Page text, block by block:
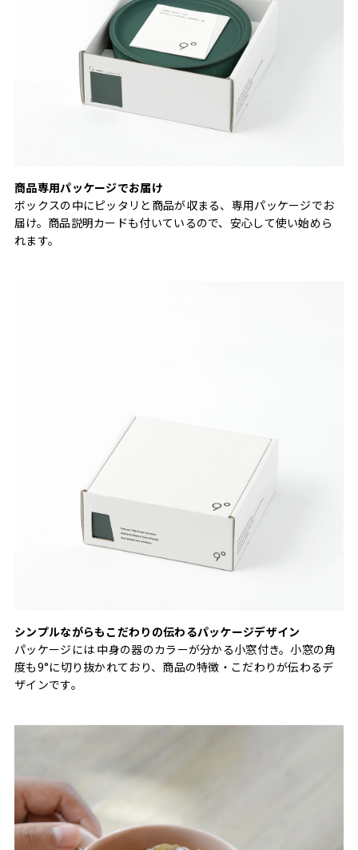
商品専用パッケージでお届け
ボックスの中にピッタリと商品が収まる、専用パッケージでお
届け。商品説明カードも付いているので、安心して使い始めら
れます。
シンプルながらもこだわりの伝わるパッケージデザイン
パッケージには 中身の器のカラーが分かる小窓付き。小窓の角
度も9°に切り抜かれており、商品の特徴・こだわりが伝わるデ
ザインです。